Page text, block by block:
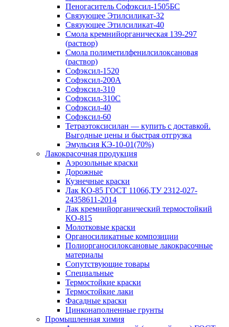
Пеногаситель Софэксил-1505БС
Связующее Этилсиликат-32
Связующее Этилсиликат-40
Смола кремнийорганическая 139-297
(раствор)
Смола полиметилфенилсилоксановая
(раствор)
Софэксил-1520
Софэксил-200А
Софэксил-310
Софэксил-310С
Софэксил-40
Софэксил-60
Тетраэтоксисилан — купить с доставкой.
Выгодные цены и быстрая отгрузка
Эмульсия КЭ-10-01(70%)
Лакокрасочная продукция
Аэрозольные краски
Дорожные
Кузнечные краски
Лак КО-85 ГОСТ 11066,ТУ 2312-027-
24358611-2014
Лак кремнийорганический термостойкий
КО-815
Молотковые краски
Органосиликатные композиции
Полиорганосилоксановые лакокрасочные
материалы
Сопутствующие товары
Специальные
Термостойкие краски
Термостойкие лаки
Фасадные краски
Цинконаполненные грунты
Промышленная химия